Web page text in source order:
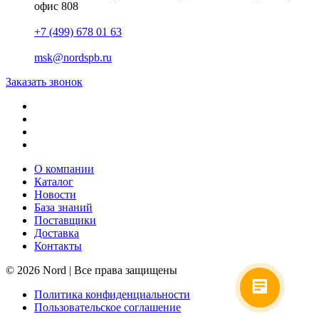
офис 808
+7 (499) 678 01 63
msk@nordspb.ru
Заказать звонок
О компании
Каталог
Новости
База знаний
Поставщики
Доставка
Контакты
© 2026 Nord | Все права защищены
Политика конфиденциальности
Пользовательское соглашение